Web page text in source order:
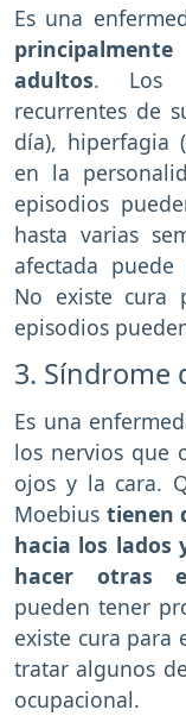
Es una
adultos. Los
recurrentes de
día), hiperfagia
en la
episodios
hasta varias
afectada puede
No existe cura
episodios
3. Síndrome
Es una
los nervios que
ojos y la cara.
Moebius tienen
hacia los lados
hacer otras
pueden tener
existe cura para
tratar algunos
ocupacional.